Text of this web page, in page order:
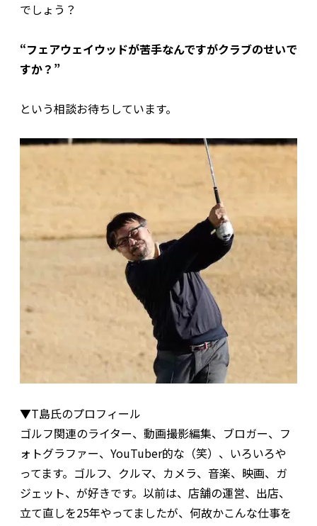
でしょう？
“フェアウェイウッドが苦手なんですがクラブのせいで
すか？”
という相談お待ちしています。
▼T島氏のプロフィール
ゴルフ関連のライター、動画撮影編集、ブロガー、フ
ォトグラファー、YouTuber的な（笑）、いろいろや
ってます。ゴルフ、クルマ、カメラ、音楽、映画、ガ
ジェット、が好きです。以前は、店舗の運営、出店、
立て直しを25年やってましたが、何故かこんな仕事を